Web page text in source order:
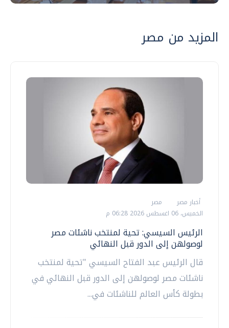
المزيد من مصر
أخبار مصر
مصر
الخميس، 06 اغسطس 2026 06:28 م
الرئيس السيسي: تحية لمنتخب ناشئات مصر
لوصولهن إلى الدور قبل النهائي
قال الرئيس عبد الفتاح السيسي "تحية لمنتخب
ناشئات مصر لوصولهن إلى الدور قبل النهائي في
بطولة كأس العالم للناشئات في...